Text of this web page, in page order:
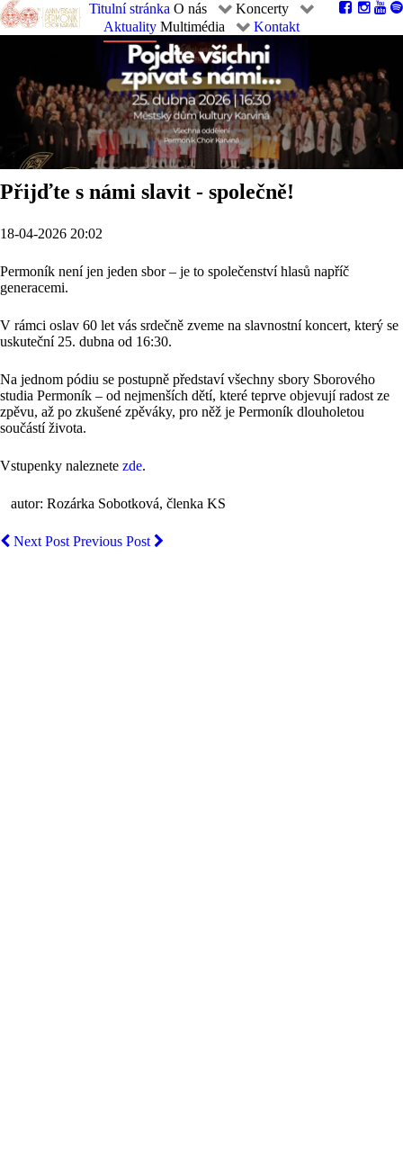
Titulní stránka O nás
Koncerty
Aktuality Multimédia Kontakt
Přijďte s námi slavit - společně!
18-04-2026 20:02
Permoník není jen jeden sbor – je to společenství hlasů napříč
generacemi.
V rámci oslav 60 let vás srdečně zveme na slavnostní koncert, který se
uskuteční 25. dubna od 16:30.
Na jednom pódiu se postupně představí všechny sbory Sborového
studia Permoník – od nejmenších dětí, které teprve objevují radost ze
zpěvu, až po zkušené zpěváky, pro něž je Permoník dlouholetou
součástí života.
Vstupenky naleznete zde.
autor: Rozárka Sobotková, členka KS
Next Post Previous Post